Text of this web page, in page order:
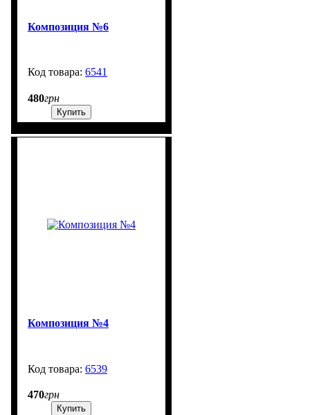
Композиция №6
6541
480грн
Купить
Композиция №4
6539
470грн
Купить